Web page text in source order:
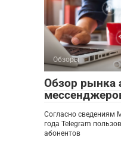
Обзоры
Обзор рынка
Согласно сведениям
года Telegram
абонентов